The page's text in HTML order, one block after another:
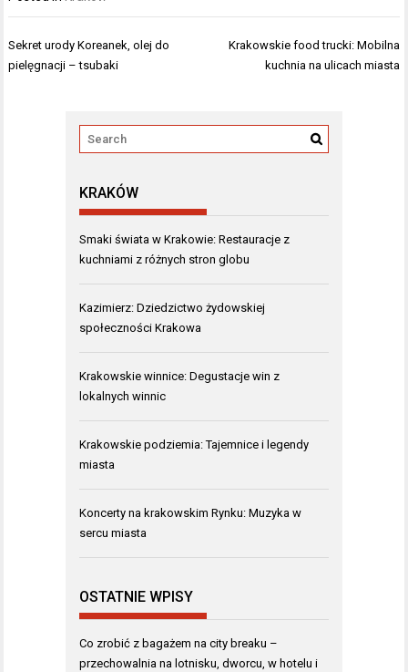
Nawigacja
wpisu
Sekret urody Koreanek, olej do
pielęgnacji – tsubaki
Krakowskie food trucki: Mobilna
kuchnia na ulicach miasta
KRAKÓW
Smaki świata w Krakowie: Restauracje z
kuchniami z różnych stron globu
Kazimierz: Dziedzictwo żydowskiej
społeczności Krakowa
Krakowskie winnice: Degustacje win z
lokalnych winnic
Krakowskie podziemia: Tajemnice i legendy
miasta
Koncerty na krakowskim Rynku: Muzyka w
sercu miasta
OSTATNIE WPISY
Co zrobić z bagażem na city breaku –
przechowalnia na lotnisku, dworcu, w hotelu i